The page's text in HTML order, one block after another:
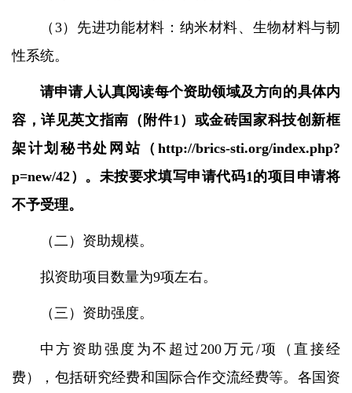
（ 3）先进功能材料：纳米材料、生物材料与韧
性系统。
请申请人认真阅读每个资助领域及方向的具体内
容，详见英文指南（附件1）或金砖国家科技创新框
架计划秘书处网站（ http://brics-sti.org/index.php?
p=new/42）。未按要求填写申请代码1的项目申请将
不予受理。
（二）资助规模。
拟资助项目数量为9项左右。
（三）资助强度。
中方资助强度为不超过200万元 /项（直接经
费），包括研究经费和国际合作交流经费等。各国资